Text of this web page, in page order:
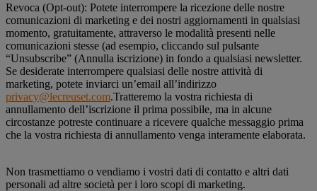
Revoca (Opt-out): Potete interrompere la ricezione delle nostre
comunicazioni di marketing e dei nostri aggiornamenti in qualsiasi
momento, gratuitamente, attraverso le modalità presenti nelle
comunicazioni stesse (ad esempio, cliccando sul pulsante
“Unsubscribe” (Annulla iscrizione) in fondo a qualsiasi newsletter.
Se desiderate interrompere qualsiasi delle nostre attività di
marketing, potete inviarci un’email all’indirizzo
privacy@lecreuset.com.Tratteremo la vostra richiesta di
annullamento dell’iscrizione il prima possibile, ma in alcune
circostanze potreste continuare a ricevere qualche messaggio prima
che la vostra richiesta di annullamento venga interamente elaborata.
Non trasmettiamo o vendiamo i vostri dati di contatto e altri dati
personali ad altre società per i loro scopi di marketing.